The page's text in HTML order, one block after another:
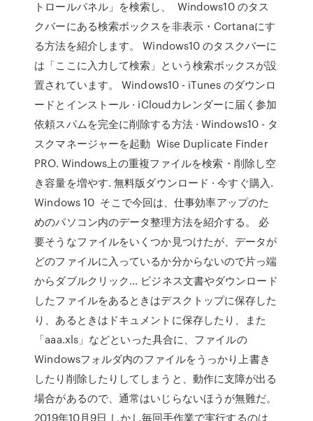
トロールパネル」を検索し、 Windows10 のタス
クバーにある検索ボックスを非表示・Cortanaにす
る方法を紹介します。 Windows10 のタスクバーに
は「ここに入力して検索」という検索ボックスが設
置されています。 Windows10 - iTunes のダウンロ
ードとインストール · iCloudカレンダーに届く参加
依頼スパムを完全に削除する方法 · Windows10 - タ
スクマネージャーを起動 Wise Duplicate Finder
PRO. Windows上の重複ファイルを検索・削除し空
き容量を増やす. 無料版ダウンロード · 今すぐ購入.
Windows 10 そこで今回は、仕事効率アップのた
めのパソコン内のデータ整理方法を紹介する。 必
要そうなファイルをいくつか見つけたが、データが
どのファイルに入っているか分からないので片っ端
からダブルクリック… ビジネス文書やダウンロード
したファイルをあるときはデスクトップに保存した
り、あるときはドキュメントに保存したり、また
「aaa.xls」などといった具合に、ファイルの
Windowsフォルダ内のファイルをうっかり上書き
したり削除したりしてしまうと、動作に支障が出る
場合があるので、通常はいじらないほうが無難だ。
2019年10月9日 しかし毎回手作業で実行するのは